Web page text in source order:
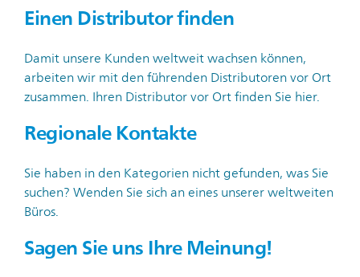
Einen Distributor finden
Damit unsere Kunden weltweit wachsen können,
arbeiten wir mit den führenden Distributoren vor Ort
zusammen. Ihren Distributor vor Ort finden Sie hier.
Regionale Kontakte
Sie haben in den Kategorien nicht gefunden, was Sie
suchen? Wenden Sie sich an eines unserer weltweiten
Büros.
Sagen Sie uns Ihre Meinung!